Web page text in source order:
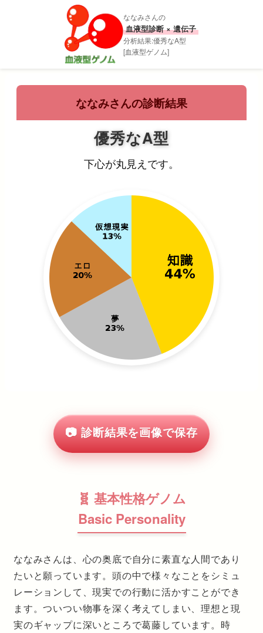
ななみさんの
血液型診断 × 遺伝子
分析結果:優秀なA型
[血液型ゲノム]
ななみさんの診断結果
優秀なA型
下心が丸見えです。
📷 診断結果を画像で保存
🧬 基本性格ゲノム
Basic Personality
ななみさんは、心の奥底で自分に素直な人間であり
たいと願っています。頭の中で様々なことをシミュ
レーションして、現実での行動に活かすことができ
ます。ついつい物事を深く考えてしまい、理想と現
実のギャップに深いところで葛藤しています。時